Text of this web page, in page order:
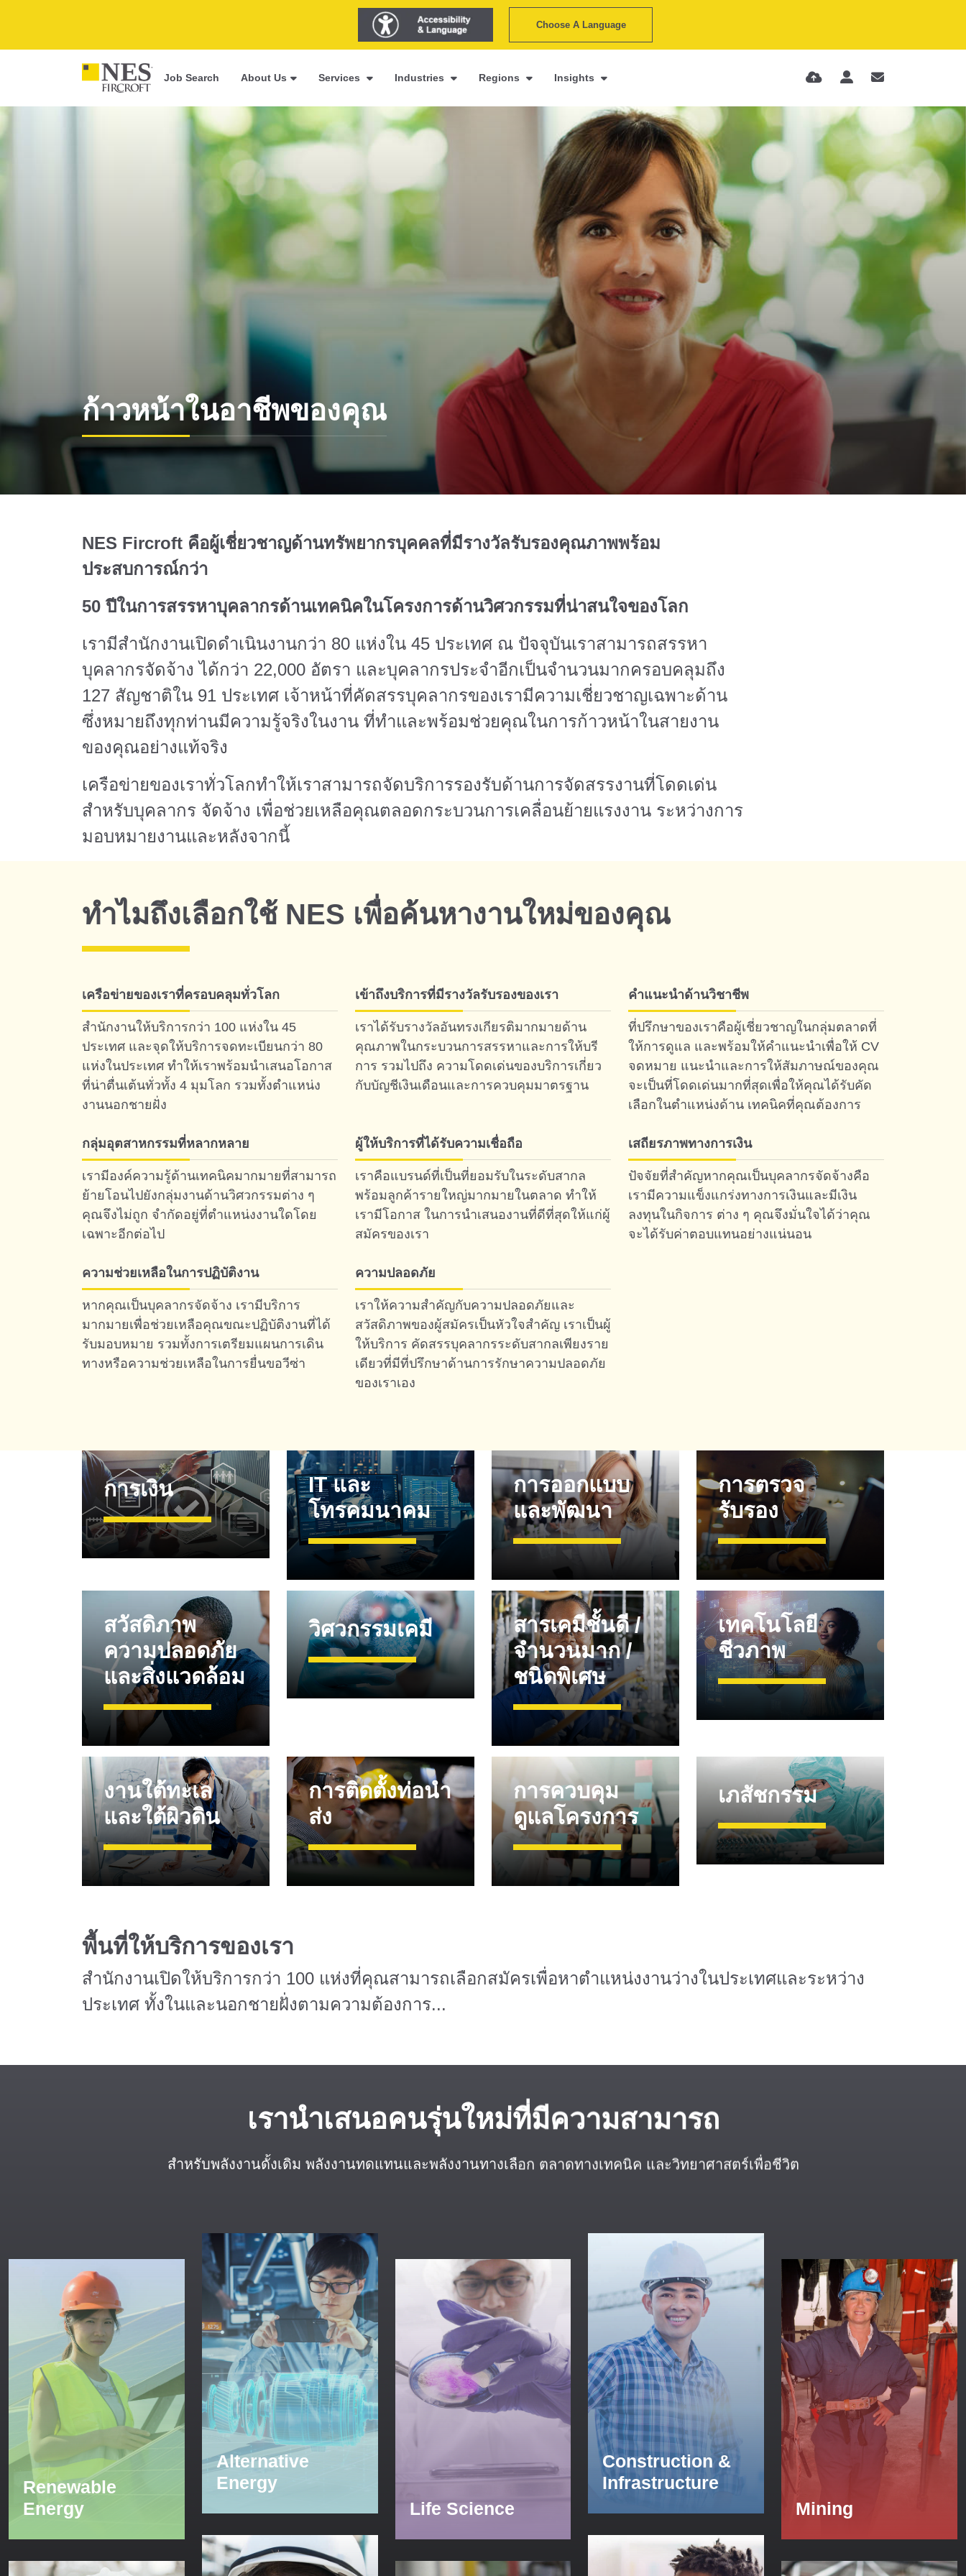
Choose A Language
Job Search About Us Services Industries Regions Insights
ก้าวหน้าในอาชีพของคุณ
NES Fircroft คือผู้เชี่ยวชาญด้านทรัพยากรบุคคลที่มีรางวัลรับรองคุณภาพพร้อม
ประสบการณ์กว่า
50 ปีในการสรรหาบุคลากรด้านเทคนิคในโครงการด้านวิศวกรรมที่น่าสนใจของโลก
เรามีสำนักงานเปิดดำเนินงานกว่า 80 แห่งใน 45 ประเทศ ณ ปัจจุบันเราสามารถสรรหา
บุคลากรจัดจ้าง ได้กว่า 22,000 อัตรา และบุคลากรประจำอีกเป็นจำนวนมากครอบคลุมถึง
127 สัญชาติใน 91 ประเทศ เจ้าหน้าที่คัดสรรบุคลากรของเรามีความเชี่ยวชาญเฉพาะด้าน
ซึ่งหมายถึงทุกท่านมีความรู้จริงในงาน ที่ทำและพร้อมช่วยคุณในการก้าวหน้าในสายงาน
ของคุณอย่างแท้จริง
เครือข่ายของเราทั่วโลกทำให้เราสามารถจัดบริการรองรับด้านการจัดสรรงานที่โดดเด่น
สำหรับบุคลากร จัดจ้าง เพื่อช่วยเหลือคุณตลอดกระบวนการเคลื่อนย้ายแรงงาน ระหว่างการ
มอบหมายงานและหลังจากนี้
ทำไมถึงเลือกใช้ NES เพื่อค้นหางานใหม่ของคุณ
เครือข่ายของเราที่ครอบคลุมทั่วโลก
สำนักงานให้บริการกว่า 100 แห่งใน 45
ประเทศ และจุดให้บริการจดทะเบียนกว่า 80
แห่งในประเทศ ทำให้เราพร้อมนำเสนอโอกาส
ที่น่าตื่นเต้นทั่วทั้ง 4 มุมโลก รวมทั้งตำแหน่ง
งานนอกชายฝั่ง
เข้าถึงบริการที่มีรางวัลรับรองของเรา
เราได้รับรางวัลอันทรงเกียรติมากมายด้าน
คุณภาพในกระบวนการสรรหาและการให้บรี
การ รวมไปถึง ความโดดเด่นของบริการเกี่ยว
กับบัญชีเงินเดือนและการควบคุมมาตรฐาน
คำแนะนำด้านวิชาชีพ
ที่ปรึกษาของเราคือผู้เชี่ยวชาญในกลุ่มตลาดที่
ให้การดูแล และพร้อมให้คำแนะนำเพื่อให้ CV
จดหมาย แนะนำและการให้สัมภาษณ์ของคุณ
จะเป็นที่โดดเด่นมากที่สุดเพื่อให้คุณได้รับคัด
เลือกในตำแหน่งด้าน เทคนิคที่คุณต้องการ
กลุ่มอุตสาหกรรมที่หลากหลาย
เรามีองค์ความรู้ด้านเทคนิคมากมายที่สามารถ
ย้ายโอนไปยังกลุ่มงานด้านวิศวกรรมต่าง ๆ
คุณจึงไม่ถูก จำกัดอยู่ที่ตำแหน่งงานใดโดย
เฉพาะอีกต่อไป
ผู้ให้บริการที่ได้รับความเชื่อถือ
เราคือแบรนด์ที่เป็นที่ยอมรับในระดับสากล
พร้อมลูกค้ารายใหญ่มากมายในตลาด ทำให้
เรามีโอกาส ในการนำเสนองานที่ดีที่สุดให้แก่ผู้
สมัครของเรา
เสถียรภาพทางการเงิน
ปัจจัยที่สำคัญหากคุณเป็นบุคลากรจัดจ้างคือ
เรามีความแข็งแกร่งทางการเงินและมีเงิน
ลงทุนในกิจการ ต่าง ๆ คุณจึงมั่นใจได้ว่าคุณ
จะได้รับค่าตอบแทนอย่างแน่นอน
ความช่วยเหลือในการปฏิบัติงาน
หากคุณเป็นบุคลากรจัดจ้าง เรามีบริการ
มากมายเพื่อช่วยเหลือคุณขณะปฏิบัติงานที่ได้
รับมอบหมาย รวมทั้งการเตรียมแผนการเดิน
ทางหรือความช่วยเหลือในการยื่นขอวีซ่า
ความปลอดภัย
เราให้ความสำคัญกับความปลอดภัยและ
สวัสดิภาพของผู้สมัครเป็นหัวใจสำคัญ เราเป็นผู้
ให้บริการ คัดสรรบุคลากรระดับสากลเพียงราย
เดียวที่มีที่ปรึกษาด้านการรักษาความปลอดภัย
ของเราเอง
การเงิน
IT และ
โทรคมนาคม
การออกแบบ
และพัฒนา
การตรวจ
รับรอง
สวัสดิภาพ
ความปลอดภัย
และสิ่งแวดล้อม
วิศวกรรมเคมี
สารเคมีชั้นดี /
จำนวนมาก /
ชนิดพิเศษ
เทคโนโลยี
ชีวภาพ
งานใต้ทะเล
และใต้ผิวดิน
การติดตั้งท่อนำ
ส่ง
การควบคุม
ดูแลโครงการ
เภสัชกรรม
พื้นที่ให้บริการของเรา
สำนักงานเปิดให้บริการกว่า 100 แห่งที่คุณสามารถเลือกสมัครเพื่อหาตำแหน่งงานว่างในประเทศและระหว่าง
ประเทศ ทั้งในและนอกชายฝั่งตามความต้องการ...
เรานำเสนอคนรุ่นใหม่ที่มีความสามารถ
สำหรับพลังงานดั้งเดิม พลังงานทดแทนและพลังงานทางเลือก ตลาดทางเทคนิค และวิทยาศาสตร์เพื่อชีวิต
Renewable
Energy
Alternative
Energy
Life Science
Construction &
Infrastructure
Mining